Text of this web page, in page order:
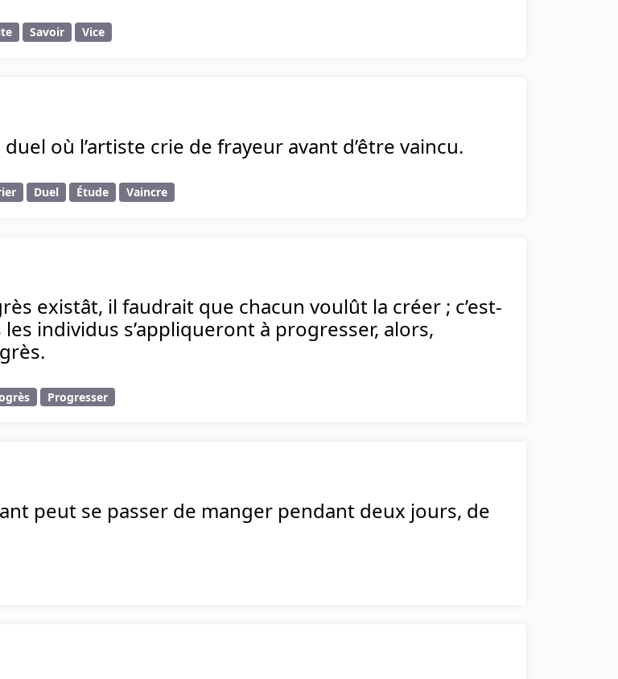
Savoir Vice
où l’artiste crie de frayeur avant d’être vaincu.
Duel Étude Vaincre
existât, il faudrait que chacun voulût la créer ; c’est-
individus s’appliqueront à progresser, alors,
Progresser
peut se passer de manger pendant deux jours, de